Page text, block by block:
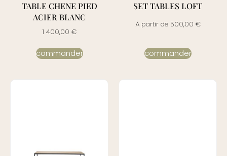
TABLE CHENE PIED
ACIER BLANC
1 400,00 €
commander
SET TABLES LOFT
À partir de 500,00 €
commander